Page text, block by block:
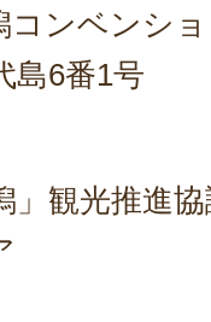
コンベンシ
6番1号
」観光推進